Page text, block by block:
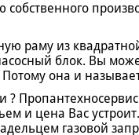
собственного
раму из
блок. Вы
она и
?
и цена Вас
газовой